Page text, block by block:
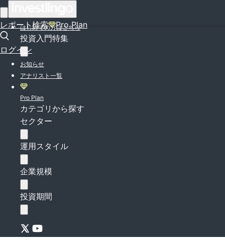
レポート検索 Pro Plan
ログイン
はじめての方はこちら
投資入門特集
お知らせ
アナリスト一覧
Pro Plan
カテゴリから探す
セクター
運用スタイル
企業規模
投資期間